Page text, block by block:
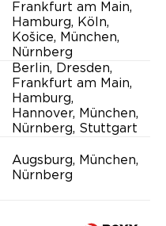
Frankfurt am Main,
Hamburg, Köln,
Košice, München,
Nürnberg
Berlin, Dresden,
Frankfurt am Main,
Hamburg,
Hannover, München,
Nürnberg, Stuttgart
Augsburg, München,
Nürnberg